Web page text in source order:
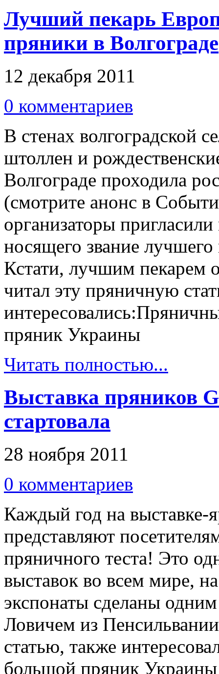
Лучший пекарь
пряники в Волгограде
12 декабря 2011
0 комментариев
В стенах волгоградской
штоллен и
Волгограде проходила
(смотрите анонс в
организаторы
носящего звание
Кстати, лучшим пекарем
читал эту пряничную
пряник Украины
Читать полностью...
Выставка пряников
стартовала
28 ноября 2011
0 комментариев
Каждый год на выставке-
представляют
пряничного теста! Это
выставок во всем мире,
экспонаты сделаны
Ловичем из
статью, также
большой пряник Украины